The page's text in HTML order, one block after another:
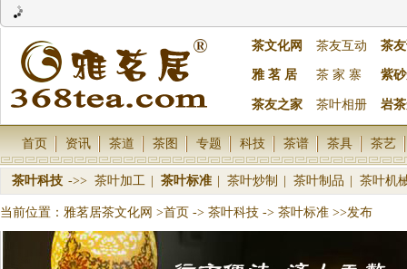
茶文化网 茶友互动 茶
雅 茗 居 茶 家 寨 紫
茶友之家 茶叶相册 岩
首页 资讯 茶道 茶图 专题 科技 茶谱 茶具 茶艺
茶叶科技 ->> 茶叶加工 茶叶标准 茶叶炒制 茶叶制品 茶叶机
当前位置： 雅茗居茶文化网 >首页 -> 茶叶科技 -> 茶叶标准 >>发布